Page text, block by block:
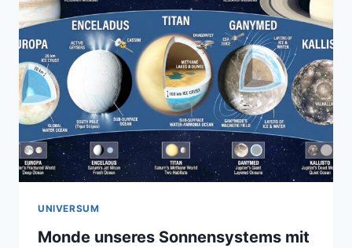
SONNENSYSTEM
UNIVERSUM
Monde unseres Sonnensystems mit